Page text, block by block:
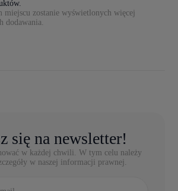
miejscu zostanie wyświetlonych więcej
dodawania.
się na newsletter!
w każdej chwili. W tym celu należy
w naszej informacji prawnej.